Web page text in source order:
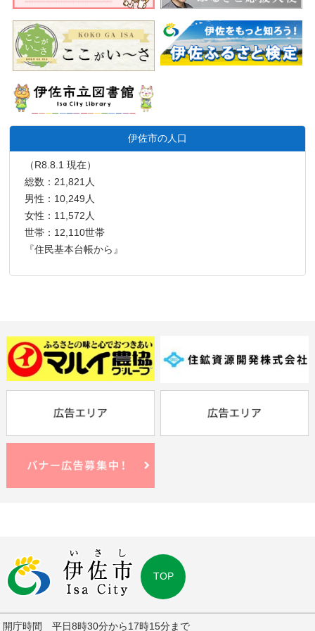
伊佐市の人口
（R8.8.1 現在）
総数：21,821人
男性：10,249人
女性：11,572人
世帯：12,110世帯
『住民基本台帳から』
TOP
開庁時間 平日8時30分から17時15分まで